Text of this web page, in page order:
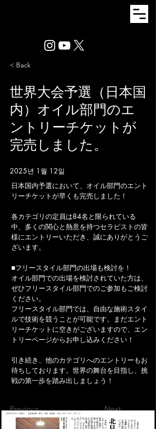
< Back
世界大会予選（日本国
内）オイル部門のエ
ントリーチケットが
完売しました。
2025년 1월 12일
日本国内予選において、オイル部門のエント
リーチケットが早くも完売しました！
各カテゴリの定員は84名と限られている
中、多くの関心と熱意を持つセラピストの皆
様にエントリーいただき、誠にありがとうご
ざいます。
■フリースタイル部門の出場も検討を！
オイル部門での出場を検討されていた方は、
ぜひフリースタイル部門でのご参加もご検討
ください。
フリースタイル部門では、自由な施術スタイ
ルで技術を競うことが可能です。まだエント
リーチケットに空きがございますので、エン
トリーページからお申し込みください！
引き続き、他のカテゴリへのエントリーもお
待ちしております。世界の舞台を目指し、挑
戦の第一歩を踏み出しましょう！
Previous Next